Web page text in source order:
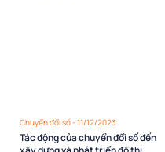
Chuyển đổi số - 11/12/2023
Tác động của chuyển đổi số đến